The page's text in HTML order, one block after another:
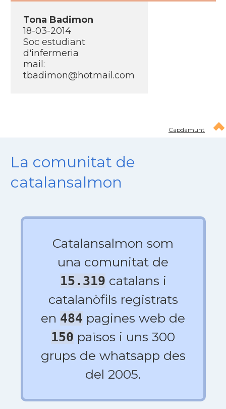
Tona Badimon
18-03-2014
Soc estudiant
d'infermeria
mail:
tbadimon@hotmail.com
Capdamunt
La comunitat de
catalansalmon
Catalansalmon som
una comunitat de
15.319 catalans i
catalanòfils registrats
en 484 pagines web de
150 països i uns 300
grups de whatsapp des
del 2005.